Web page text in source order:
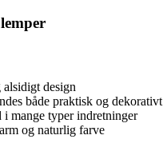
design
både praktisk og dekorativt
i mange typer indretninger
og naturlig farve